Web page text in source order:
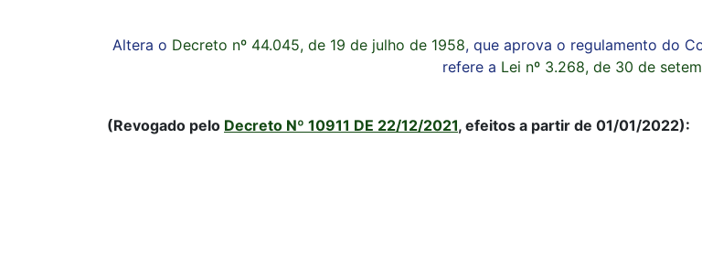
Altera o Decreto nº 44.045, de 19 de julho de 1958, que aprova o regulamento do
refere a Lei nº 3.268, de 30 de
(Revogado pelo Decreto Nº 10911 DE 22/12/2021, efeitos a partir de 01/01/2022):